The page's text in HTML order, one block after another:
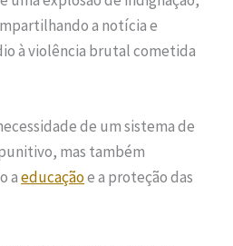
a notícia e
à violência brutal cometida
de um sistema de
mas também
aeducaçãoe a proteção das